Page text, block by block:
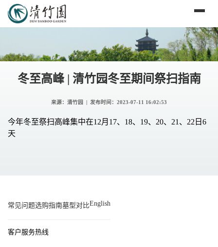
冬至高峰 | 清竹园冬至期间祭扫指南
来源：清竹园 | 发布时间： 2023-07-11 16:02:53
今年冬至祭扫高峰集中在12月17、18、19、20、21、22日6
天
常见问题选购指南墓型对比English
客户服务热线